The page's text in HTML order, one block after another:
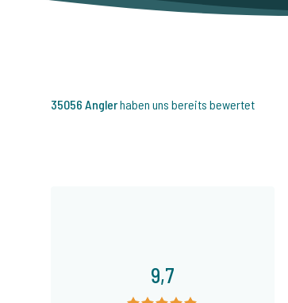
35056 Anglerhaben uns bereits bewertet
9,7